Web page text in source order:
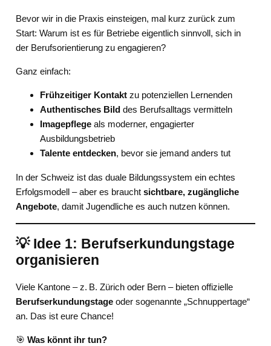
Bevor wir in die Praxis einsteigen, mal kurz zurück zum
Start: Warum ist es für Betriebe eigentlich sinnvoll, sich in
der Berufsorientierung zu engagieren?
Ganz einfach:
Frühzeitiger Kontaktzu potenziellen Lernenden
Authentisches Bilddes Berufsalltags vermitteln
Imagepflegeals moderner, engagierter
Ausbildungsbetrieb
Talente entdecken, bevor sie jemand anders tut
In der Schweiz ist das duale Bildungssystem ein echtes
Erfolgsmodell – aber es braucht sichtbare, zugängliche
Angebote, damit Jugendliche es auch nutzen können.
💡 Idee 1: Berufserkundungstage
organisieren
Viele Kantone – z. B. Zürich oder Bern – bieten offizielle
Berufserkundungstageoder sogenannte „Schnuppertage“
an. Das ist eure Chance!
🎯 Was könnt ihr tun?